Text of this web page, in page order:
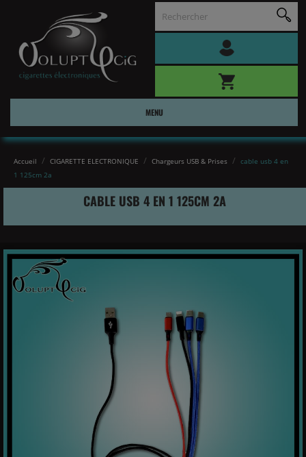
MENU
Accueil CIGARETTE ELECTRONIQUE Chargeurs USB & Prises
cable usb 4 en
1 125cm 2a
CABLE USB 4 EN 1 125CM 2A